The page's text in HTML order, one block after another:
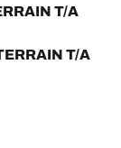
T/A
T/A